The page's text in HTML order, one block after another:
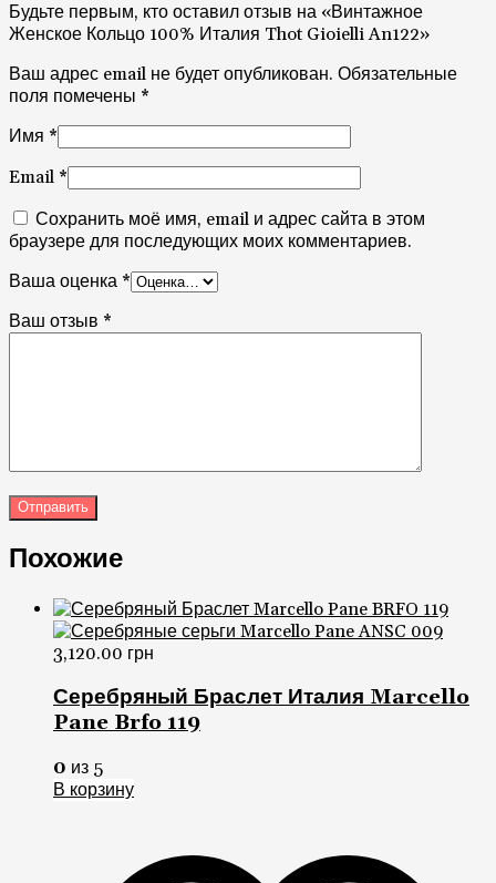
Будьте первым, кто оставил отзыв на «Винтажное
Женское Кольцо 100% Италия Thot Gioielli An122»
Ваш адрес email не будет опубликован. Обязательные
поля помечены *
Имя *
Email *
Сохранить моё имя, email и адрес сайта в этом
браузере для последующих моих комментариев.
Ваша оценка *
Ваш отзыв *
Похожие
3,120.00 грн
Серебряный Браслет Италия Marcello
Pane Brfo 119
0 из 5
В корзину